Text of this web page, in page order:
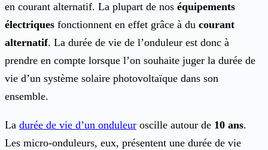
en courant alternatif. La plupart de nos équipements
électriques fonctionnent en effet grâce à du courant
alternatif. La durée de vie de l’onduleur est donc à
prendre en compte lorsque l’on souhaite juger la durée de
vie d’un système solaire photovoltaïque dans son
ensemble.
La durée de vie d’un onduleur oscille autour de 10 ans.
Les micro-onduleurs, eux, présentent une durée de vie